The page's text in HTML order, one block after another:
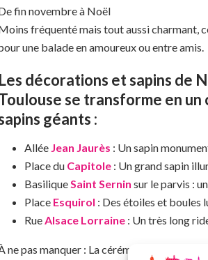
fin novembre à Noël
fréquenté mais tout aussi charmant,
une balade en amoureux ou entre amis.
Les décorations et sapins de
se transforme en
géants :
Allée Jean Jaurès : Un sapin
Place du Capitole: Un grand sapin
BasiliqueSaint Sernin sur le parvis :
Place Esquirol : Des étoiles et boules
RueAlsace Lorraine: Un très long
ne pas manquer : La cérémonie